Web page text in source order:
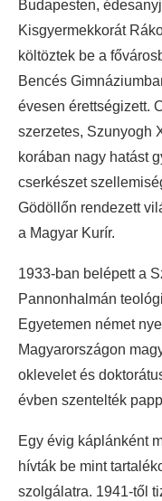
Budapesten,
Kisgyermekkorát
költöztek be a
Bencés
évesen érettségizett.
szerzetes, Szunyogh
korában nagy hatást
cserkészet
Gödöllőn rendezett
a Magyar Kurír.
1933-ban belépett a
Pannonhalmán
Egyetemen német
Magyarországon
oklevelet és
évben szentelték
Egy évig káplánként
hívták be mint
szolgálatra. 1941-től